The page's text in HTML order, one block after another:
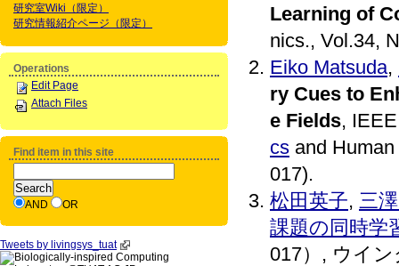
Learning of
nics., Vol.34,
Eiko Matsuda,
ry Cues to
e Fields,
cs and
017).
松田英子, 三
課題の同時学
017）, ウイ
研究室Wiki（限定）
研究情報紹介ページ（限定）
Operations
Edit Page
Attach Files
Find item in this site
AND OR
Tweets by livingsys_tuat